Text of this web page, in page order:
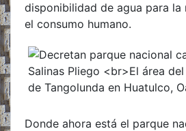
disponibilidad de agua para la
el consumo humano.
Donde ahora está el parque